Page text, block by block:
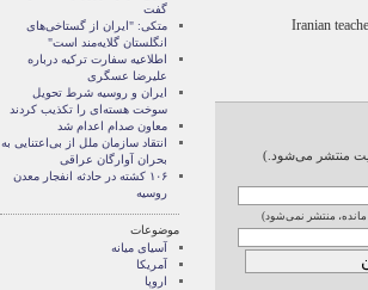
Iranian
منتشر می‌شود.)
مانده، منتشر نمی‌شود)
گفت
متکی: "ایران از گستاخی‌های
انگلستان گلایه‌مند است"
اطلاعیه سفارت ترکیه درباره
علیرضا عسگری
ایران و روسیه شرط تحویل
سوخت هسته‌ای را تکذیب کردند
معاون صدام اعدام شد
انتقاد سازمان ملل از بی‌اعتنایی به
بحران آوارگان عراقی
۱۰۶ کشته در حادثه انفجار معدن
روسیه
موضوعات
آسيای ميانه
آمریکا
اروپا